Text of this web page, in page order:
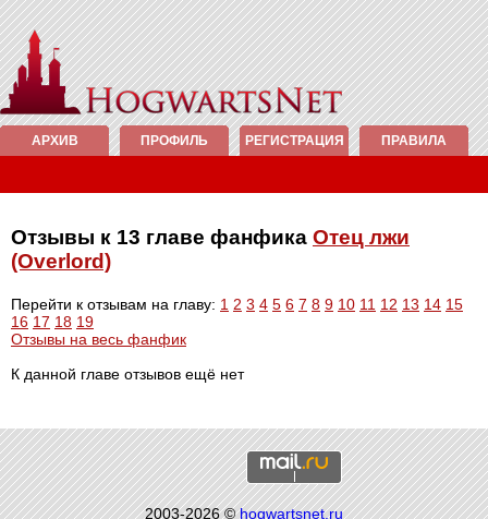
АРХИВ ПРОФИЛЬ РЕГИСТРАЦИЯ ПРАВИЛА
Отзывы к 13 главе фанфика Отец лжи
(Overlord)
Перейти к отзывам на главу: 1 2 3 4 5 6 7 8 9 10 11 12 13 14 15
16 17 18 19
Отзывы на весь фанфик
К данной главе отзывов ещё нет
2003-2026 ©hogwartsnet.ru